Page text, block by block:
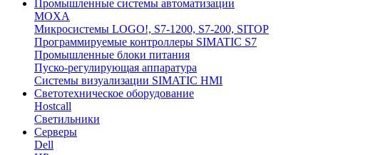
Промышленные системы автоматизации
MOXA
Микросистемы LOGO!, S7-1200, S7-200, SITOP
Программируемые контроллеры SIMATIC S7
Промышленные блоки питания
Пуско-регулирующая аппаратура
Системы визуализации SIMATIC HMI
Светотехническое оборудование
Hostcall
Светильники
Серверы
Dell